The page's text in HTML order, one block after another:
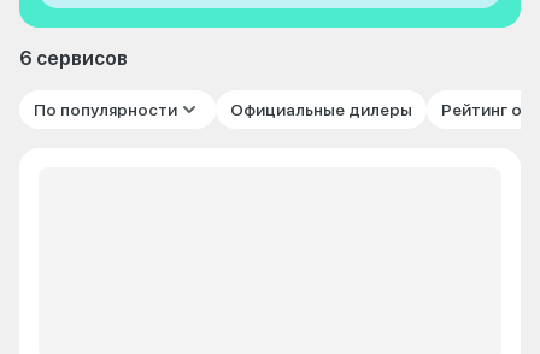
6 сервисов
По популярности Официальные дилеры Рейтинг